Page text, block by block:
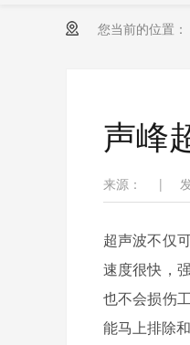
超声波OEM代加工
您当前的位置：
声峰
来源： |
超声波不仅
速度很快，
也不会损伤
能马上排除和